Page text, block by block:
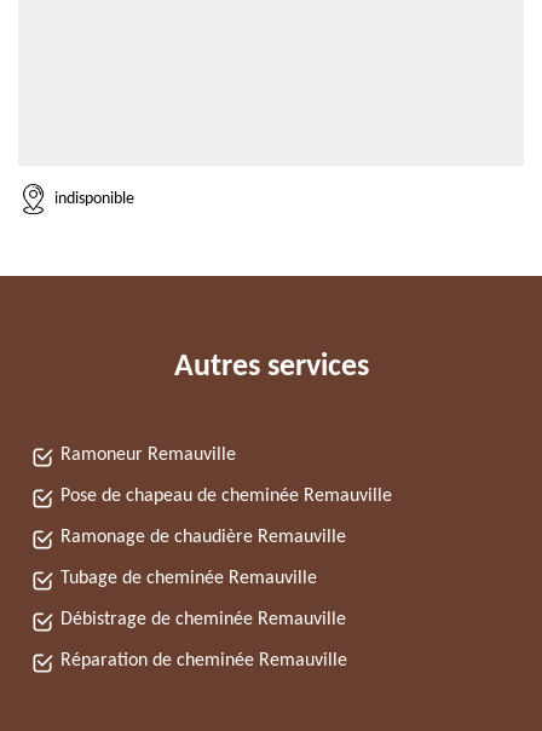
indisponible
Autres services
Ramoneur Remauville
Pose de chapeau de cheminée Remauville
Ramonage de chaudière Remauville
Tubage de cheminée Remauville
Débistrage de cheminée Remauville
Réparation de cheminée Remauville